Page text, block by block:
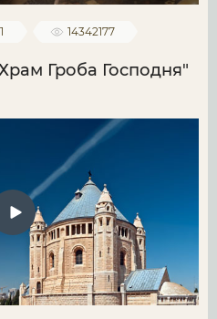
1 14342177
Гроба Господня"